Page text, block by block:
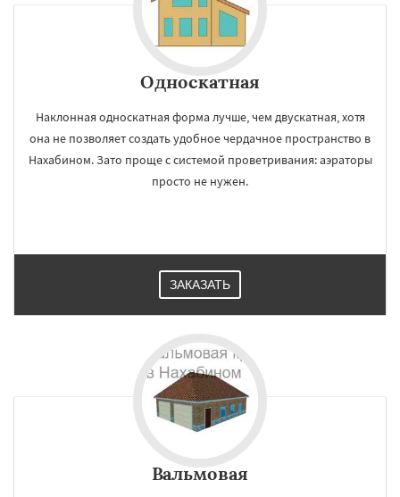
Односкатная
Наклонная односкатная форма лучше, чем двускатная, хотя
она не позволяет создать удобное чердачное пространство в
Нахабином. Зато проще с системой проветривания: аэраторы
просто не нужен.
ЗАКАЗАТЬ
Вальмовая